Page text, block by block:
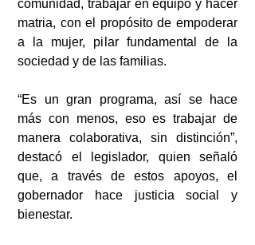
comunidad, trabajar en equipo y hacer
matria, con el propósito de empoderar
a la mujer, pilar fundamental de la
sociedad y de las familias.
“Es un gran programa, así se hace
más con menos, eso es trabajar de
manera colaborativa, sin distinción”,
destacó el legislador, quien señaló
que, a través de estos apoyos, el
gobernador hace justicia social y
bienestar.